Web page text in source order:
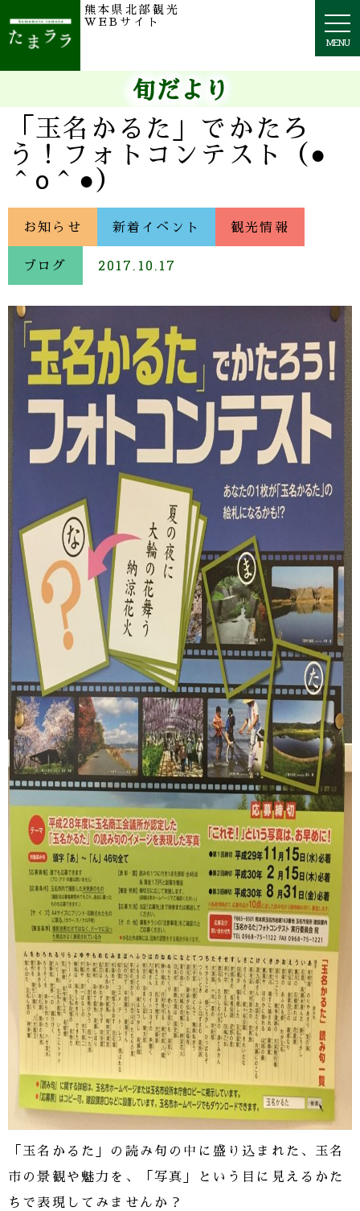
MENU
熊本県北部観光
WEBサイト
旬だより
「玉名かるた」でかたろ
う！フォトコンテスト（●
＾o＾●）
お知らせ 新着イベント 観光情報
ブログ 2017.10.17
「玉名かるた」の読み句の中に盛り込まれた、玉名
市の景観や魅力を、「写真」という目に見えるかた
ちで表現してみませんか？